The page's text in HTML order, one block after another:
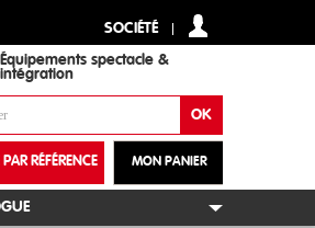
SOCIÉTÉ
Équipements spectacle &
intégration
MON PANIER
RÉFÉRENCE
+